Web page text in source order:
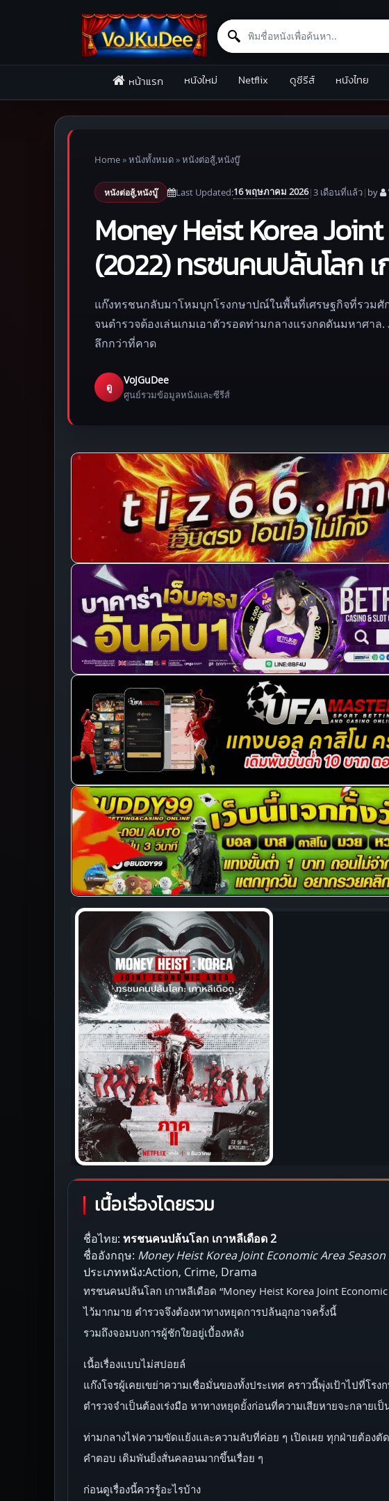
Search for:
หน้าแรก หนังใหม่ Netflix ดูซีรีส์ หนังไทย
Home»หนังทั้งหมด»หนังต่อสู้,หนังบู๊
หนังต่อสู้,หนังบู๊ Last Updated:16 พฤษภาคม 2026|3 เดือนที่แล้ว| by
Money Heist Korea
(2022) ทรชนคนปล้นโลก เ
แก๊งทรชนกลับมาโหมบุกโรงกษาปณ์ในพื้นที่เศรษฐกิจที่รวม
จนตำรวจต้องเล่นเกมเอาตัวรอดท่ามกลางแรงกดดันมหาศา
ลึกกว่าที่คาด
ดู
VoJGuDee
ศูนย์รวมข้อมูลหนังและซีรีส์
เนื้อเรื่องโดยรวม
ชื่อไทย: ทรชนคนปล้นโลก เกาหลีเดือด 2
ชื่ออังกฤษ: Money Heist Korea Joint Economic Area Season
ประเภทหนัง:Action, Crime, Drama
ทรชนคนปล้นโลก เกาหลีเดือด “Money Heist Korea Joint
ไว้มากมาย ตำรวจจึงต้องหาทางหยุดการปล้นอุกอาจครั้งนี้
รวมถึงจอมบงการผู้ชักใยอยู่เบื้องหลัง
เนื้อเรื่องแบบไม่สปอยล์
แก๊งโจรผู้เคยเขย่าความเชื่อมั่นของทั้งประเทศ คราวนี้พุ่งเป้าไปที่
ตำรวจจำเป็นต้องเร่งมือ หาทางหยุดยั้งก่อนที่ความเสียหายจะกลายเป็
ท่ามกลางไฟความขัดแย้งและความลับที่ค่อย ๆ เปิดเผย ทุกฝ่ายต้องตั
คำตอบ เดิมพันยิ่งสั่นคลอนมากขึ้นเรื่อย ๆ
ก่อนดูเรื่องนี้ควรรู้อะไรบ้าง